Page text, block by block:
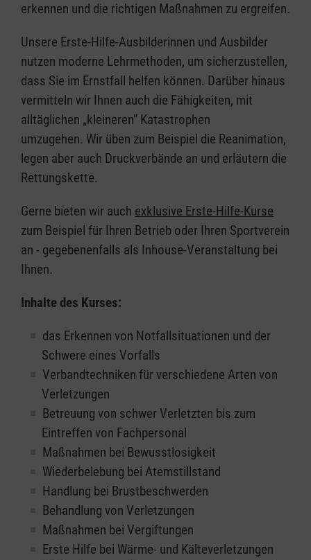
erkennen und die richtigen Maßnahmen zu ergreifen.
Unsere Erste-Hilfe-Ausbilderinnen und Ausbilder
nutzen moderne Lehrmethoden, um sicherzustellen,
dass Sie im Ernstfall helfen können. Darüber hinaus
vermitteln wir Ihnen auch die Fähigkeiten, mit
alltäglichen „kleineren” Katastrophen
umzugehen. Wir üben zum Beispiel die Reanimation,
legen aber auch Druckverbände an und erläutern die
Rettungskette.
Gerne bieten wir auch exklusive Erste-Hilfe-Kurse
zum Beispiel für Ihren Betrieb oder Ihren Sportverein
an - gegebenenfalls als Inhouse-Veranstaltung bei
Ihnen.
Inhalte des Kurses:
das Erkennen von Notfallsituationen und der
Schwere eines Vorfalls
Verbandtechniken für verschiedene Arten von
Verletzungen
Betreuung von schwer Verletzten bis zum
Eintreffen von Fachpersonal
Maßnahmen bei Bewusstlosigkeit
Wiederbelebung bei Atemstillstand
Handlung bei Brustbeschwerden
Behandlung von Verletzungen
Maßnahmen bei Vergiftungen
Erste Hilfe bei Wärme- und Kälteverletzungen